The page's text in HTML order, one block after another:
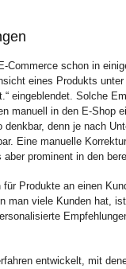
Commerce schon in
eines Produkts
eingeblendet. Solche
manuell in den E-Shop
denn je nach
Eine manuelle
prominent in den
Produkte an einen
man viele Kunden hat,
entwickelt, mit